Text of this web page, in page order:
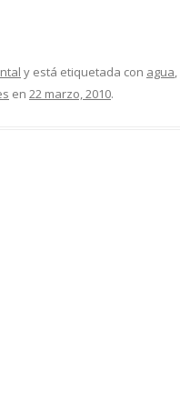
y está etiquetada con agua,
en 22 marzo, 2010.